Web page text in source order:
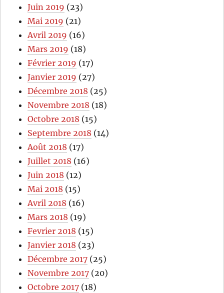
Juin 2019 (23)
Mai 2019 (21)
Avril 2019 (16)
Mars 2019 (18)
Février 2019 (17)
Janvier 2019 (27)
Décembre 2018 (25)
Novembre 2018 (18)
Octobre 2018 (15)
Septembre 2018 (14)
Août 2018 (17)
Juillet 2018 (16)
Juin 2018 (12)
Mai 2018 (15)
Avril 2018 (16)
Mars 2018 (19)
Fevrier 2018 (15)
Janvier 2018 (23)
Décembre 2017 (25)
Novembre 2017 (20)
Octobre 2017 (18)